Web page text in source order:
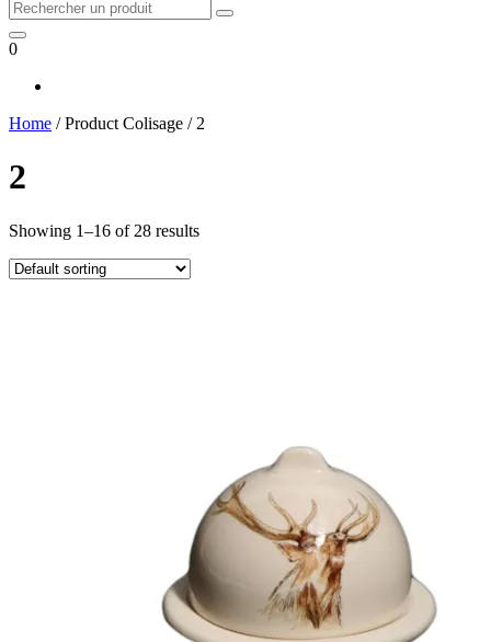
0
Home / Product Colisage / 2
2
Showing 1–16 of 28 results